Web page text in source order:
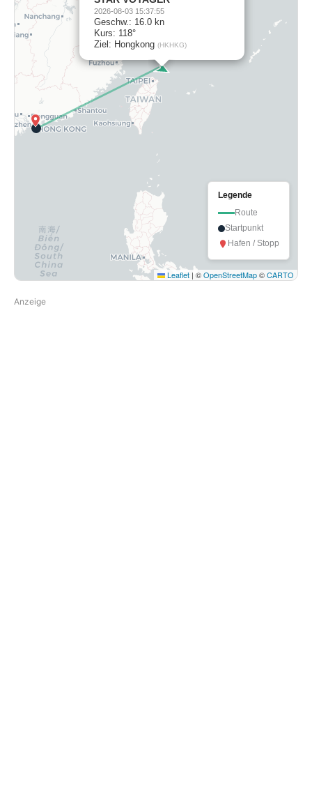
2026-08-03 15:37:55
Geschw.: 16.0 kn
Kurs: 118°
Ziel: Hongkong (HKHKG)
Leaflet | ©OpenStreetMap©CARTO
Legende
Route
Startpunkt
Hafen / Stopp
Anzeige